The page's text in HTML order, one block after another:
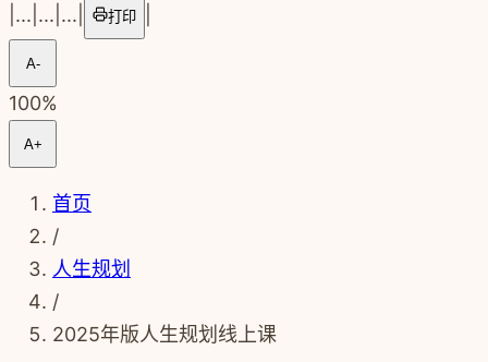
... ... ... 打印
A-
100%
A+
首页
/
人生规划
/
2025年版人生规划线上课